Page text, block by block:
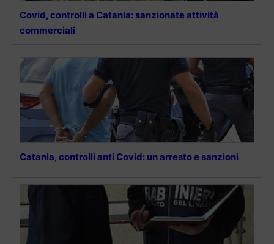
Covid, controlli a Catania: sanzionate attività
commerciali
Catania, controlli anti Covid: un arresto e sanzioni